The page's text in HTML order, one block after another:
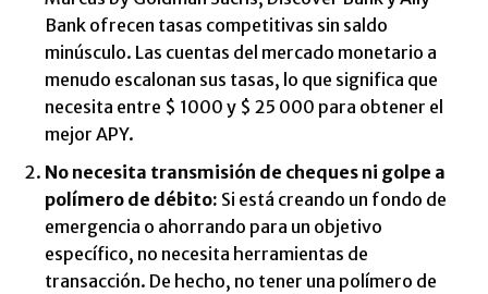
Bank ofrecen tasas competitivas sin saldo
minúsculo. Las cuentas del mercado monetario a
menudo escalonan sus tasas, lo que significa que
necesita entre $ 1000 y $ 25 000 para obtener el
mejor APY.
No necesita transmisión de cheques ni golpe a
polímero de débito: Si está creando un fondo de
emergencia o ahorrando para un objetivo
específico, no necesita herramientas de
transacción. De hecho, no tener una polímero de